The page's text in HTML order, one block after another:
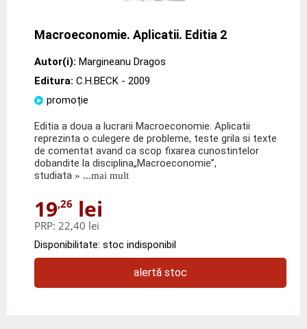
Macroeconomie. Aplicatii. Editia 2
Autor(i): Margineanu Dragos
Editura: C.H.BECK - 2009
promoție
Editia a doua a lucrarii Macroeconomie. Aplicatii
reprezinta o culegere de probleme, teste grila si texte
de comentat avand ca scop fixarea cunostintelor
dobandite la disciplina„Macroeconomie”,
studiata » ...mai mult
19,26 lei
PRP: 22,40 lei
Disponibilitate: stoc indisponibil
alertă stoc